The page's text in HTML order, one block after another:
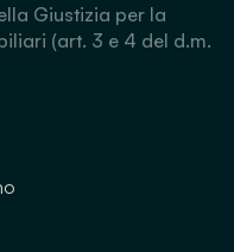
Giustizia per la
(art. 3 e 4 del d.m.